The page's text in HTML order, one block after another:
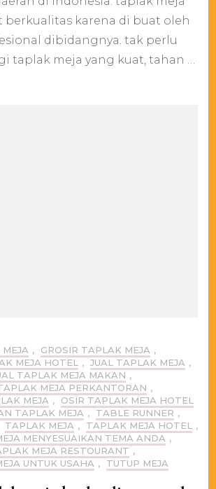
meja
se-
berkualitas karena di buat oleh
dibidangnya. tak perlu
taplak meja yang kuat, tahan …
MEJA , GROSIR TAPLAK MEJA ,
MEJA HOTEL , JUAL TAPLAK MEJA ,
TAPLAK MEJA MAKAN ,
MEJA PERKANTORAN ,
MEJA ,
OSIR TAPLAK MEJA HOTEL
TAPLAK MEJA , TABLE RUNNER ,
TAPLAK MEJA , TAPLAK MEJA HOTEL ,
MENYESUAIKAN TEMA ANDA ,
MEJA RESTOURANT ,
UNTUK USAHA , TUTUP MEJA